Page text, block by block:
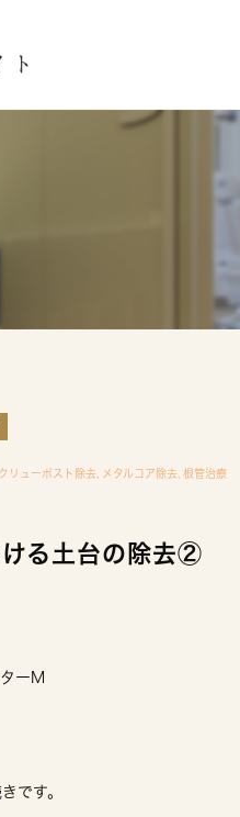
リューポスト除去 メタルコア除去 根管治療
る土台の除去②
ーM
です。